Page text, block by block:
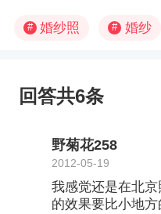
# 婚纱照 # 婚纱
回答共6条
野菊花258
2012-05-19
我感觉还是在北
的效果要比小地方